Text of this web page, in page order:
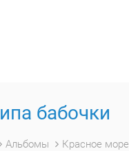
бабочки
Альбомы
Красное море